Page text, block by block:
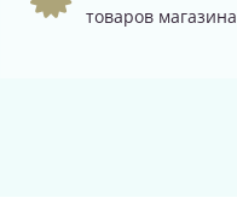
товаров магазина